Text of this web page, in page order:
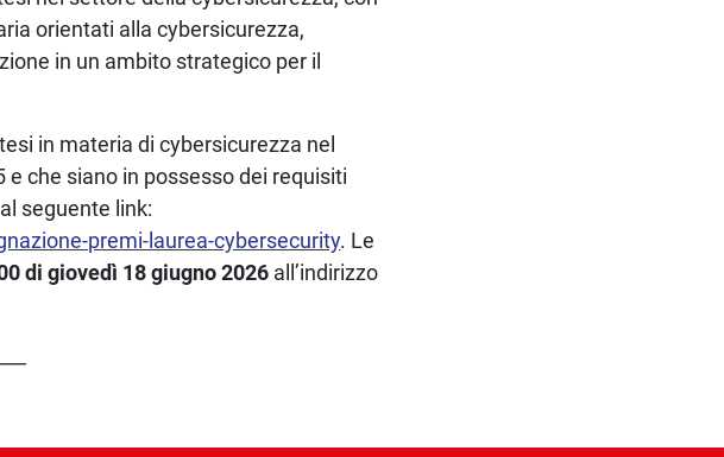
orientati alla cybersicurezza,
in un ambito strategico per il
in materia di cybersicurezza nel
e che siano in possesso dei requisiti
seguente link:
premi-laurea-cybersecurity. Le
di giovedì 18 giugno 2026 all’indirizzo